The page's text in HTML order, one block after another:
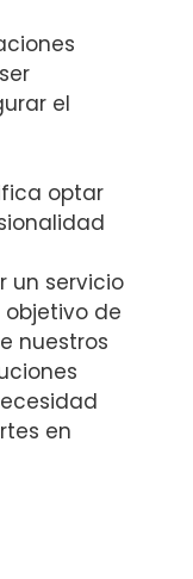
el
optar
un servicio
de
nuestros
en